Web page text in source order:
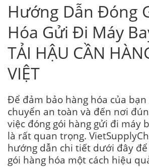
Hướng Dẫn Đóng
Hóa Gửi Đi Máy
TẢI HẬU CẦN
VIỆT
Để đảm bảo hàng hóa của
chuyển an toàn và đến nơi
việc đóng gói hàng gửi đi máy
là rất quan trọng.
hướng dẫn chi tiết dưới đây
gói hàng hóa một cách hiệu